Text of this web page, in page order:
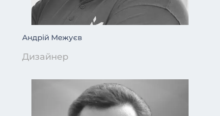
Андрій Межуєв
Дизайнер